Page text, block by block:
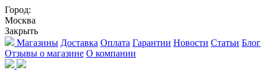
Город:
Москва
Закрыть
Магазины Доставка Оплата Гарантии Новости Статьи Блог
Отзывы о магазине О компании